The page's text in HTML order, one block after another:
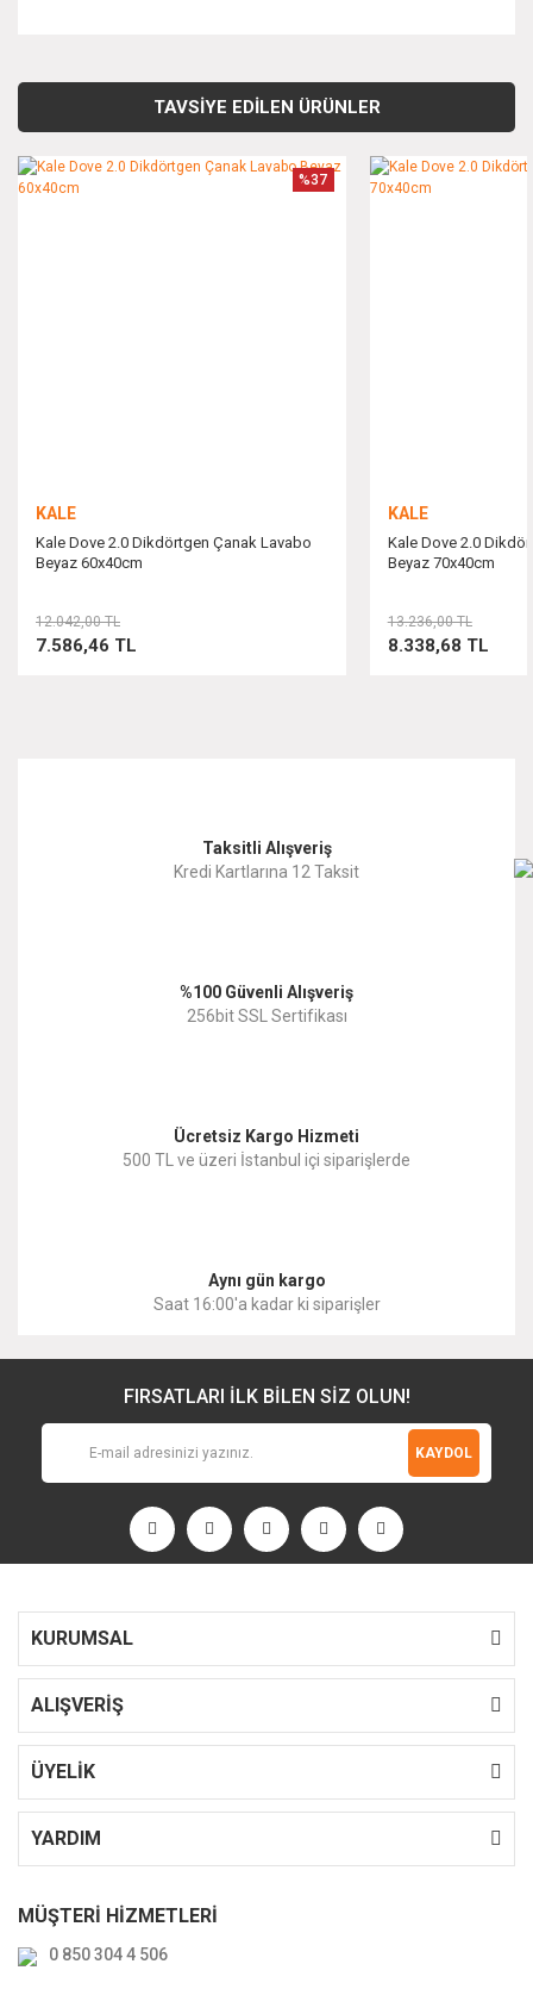
kullanarak tarafımıza iletebilirsiniz.
TAVSİYE EDİLEN ÜRÜNLER
KALE
Kale Dove 2.0 Dikdörtgen Çanak Lavabo
Beyaz 60x40cm
%37
7.586,46 TL
12.042,00 TL
KALE
Kale Dove 2.0
Beyaz 70x40cm
8.338,68 TL
13.236,00 TL
Taksitli Alışveriş
Kredi Kartlarına 12 Taksit
%100 Güvenli Alışveriş
256bit SSL Sertifikası
Ücretsiz Kargo Hizmeti
500 TL ve üzeri İstanbul içi siparişlerde
Aynı gün kargo
Saat 16:00'a kadar ki siparişler
FIRSATLARI İLK BİLEN SİZ OLUN!
KAYDOL
KURUMSAL
ALIŞVERİŞ
ÜYELİK
YARDIM
MÜŞTERİ HİZMETLERİ
0 850 304 4 506